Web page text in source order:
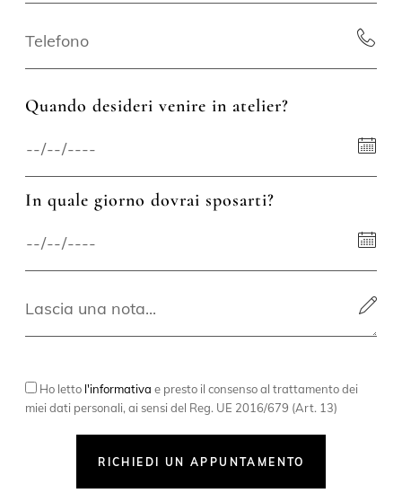
Quando desideri venire in atelier?
In quale giorno dovrai sposarti?
Ho letto l'informativa e presto il consenso al trattamento dei
miei dati personali, ai sensi del Reg. UE 2016/679 (Art. 13)
RICHIEDI UN APPUNTAMENTO